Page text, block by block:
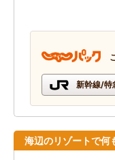
新幹線/特
海辺のリゾートで何